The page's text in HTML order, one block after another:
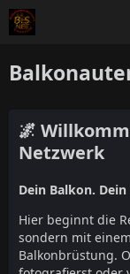
🌌
Netzwerk
Dein Balkon.
Hier beginnt die
sondern mit
Balkonbrüstung.